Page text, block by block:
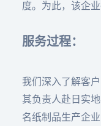
度。为此，该企
服务过程：
我们深入了解客
其负责人赴日实
名纸制品生产企